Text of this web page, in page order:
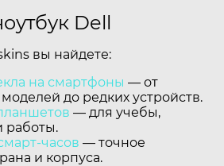
Dell
вы найдете:
на смартфоны — от
до редких устройств.
— для учебы,
работы.
часов — точное
и корпуса.